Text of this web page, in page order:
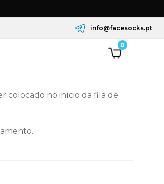
info@facesocks.pt
0
colocado no início da fila de